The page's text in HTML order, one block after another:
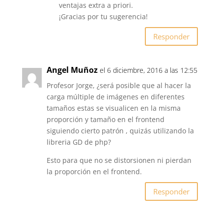
ventajas extra a priori.
¡Gracias por tu sugerencia!
Responder
Angel Muñoz el 6 diciembre, 2016 a las 12:55
Profesor Jorge, ¿será posible que al hacer la
carga múltiple de imágenes en diferentes
tamaños estas se visualicen en la misma
proporción y tamaño en el frontend
siguiendo cierto patrón , quizás utilizando la
libreria GD de php?
Esto para que no se distorsionen ni pierdan
la proporción en el frontend.
Responder